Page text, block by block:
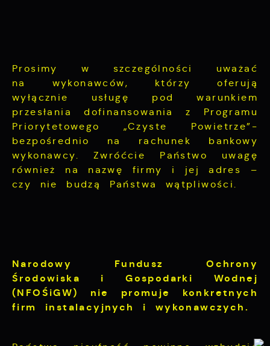
Prosimy w szczególności uważać
na wykonawców, którzy oferują
wyłącznie usługę pod warunkiem
przesłania dofinansowania z Programu
Priorytetowego „Czyste Powietrze”-
bezpośrednio na rachunek bankowy
wykonawcy. Zwróćcie Państwo uwagę
również na nazwę firmy i jej adres –
czy nie budzą Państwa wątpliwości.
Narodowy Fundusz Ochrony
Środowiska i Gospodarki Wodnej
(NFOŚiGW) nie promuje konkretnych
firm instalacyjnych i wykonawczych.